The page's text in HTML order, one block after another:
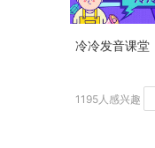
冷冷发音课堂
1195人感兴趣